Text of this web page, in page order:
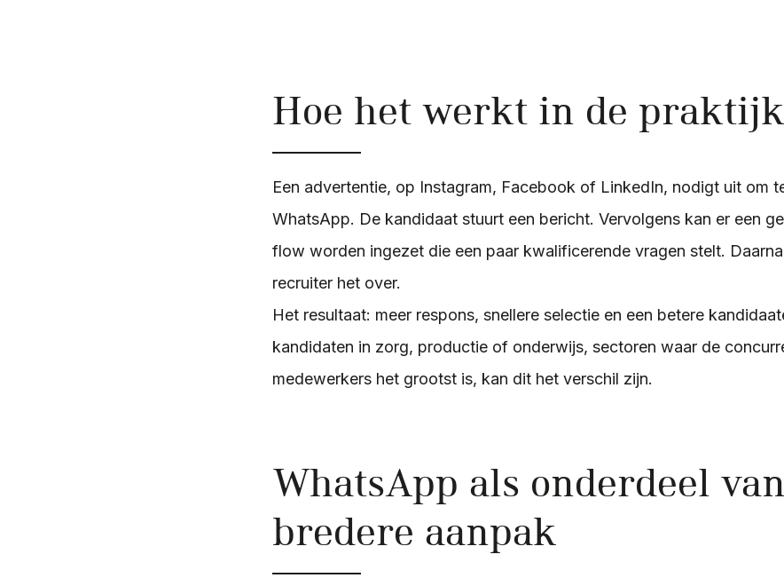
Hoe het werkt in de praktijk
Een advertentie, op Instagram, Facebook of LinkedIn, nodigt uit om
WhatsApp. De kandidaat stuurt een bericht. Vervolgens kan er een
flow worden ingezet die een paar kwalificerende vragen stelt.
recruiter het over.
Het resultaat: meer respons, snellere selectie en een betere
kandidaten in zorg, productie of onderwijs, sectoren waar de
medewerkers het grootst is, kan dit het verschil zijn.
WhatsApp als onderdeel
bredere aanpak